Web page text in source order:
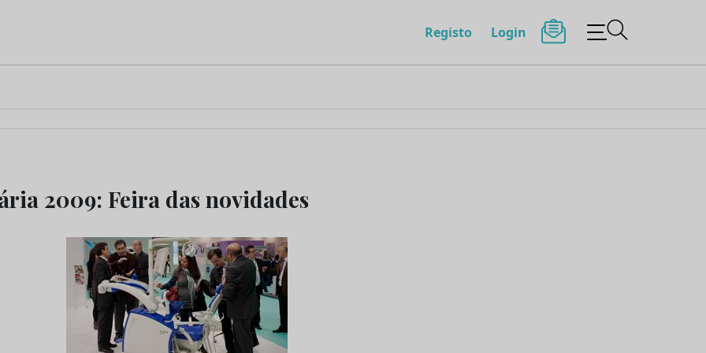
Registo Login
2009: Feira das novidades